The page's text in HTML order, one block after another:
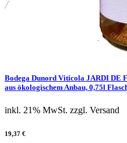
Bodega Dunord Viticola JARDI DE
aus ökologischem Anbau, 0,75l
inkl. 21% MwSt. zzgl. Versand
19,37 €